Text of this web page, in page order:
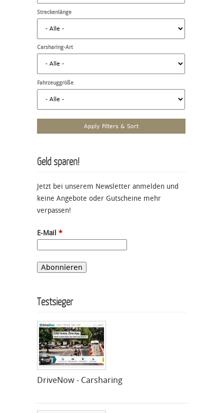
Streckenlänge
Carsharing-Art
Fahrzeuggröße
Geld sparen!
Jetzt bei unserem Newsletter anmelden und
keine Angebote oder Gutscheine mehr
verpassen!
E-Mail *
Testsieger
DriveNow - Carsharing